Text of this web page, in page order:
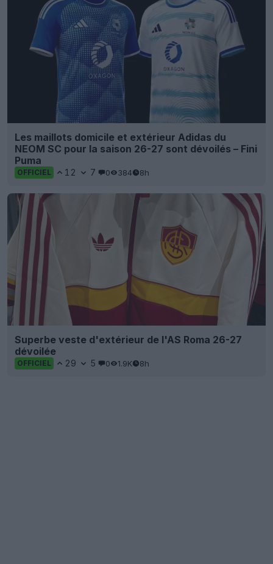
Les maillots domicile et extérieur Adidas du
NEOM SC pour la saison 26-27 sont dévoilés – Fini
Puma
OFFICIEL 12 7 0 384 8h
Superbe veste d'extérieur de l'AS Roma 26-27
dévoilée
OFFICIEL 29 5 0 1.9K 8h